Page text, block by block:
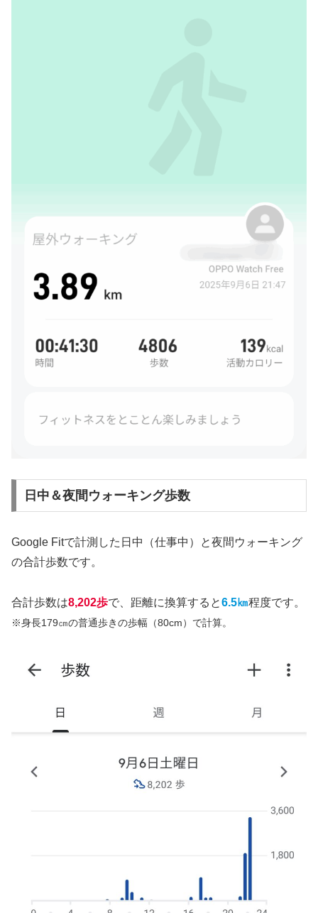
日中＆夜間ウォーキング歩数
Google Fitで計測した日中（仕事中）と夜間ウォーキング
の合計歩数です。
合計歩数は8,202歩で、距離に換算すると6.5㎞程度です。
※身長179㎝の普通歩きの歩幅（80cm）で計算。